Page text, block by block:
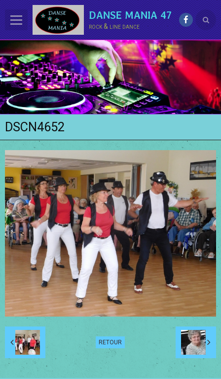
DANSE MANIA 47
rock & line dance
ACCUEIL
LE CLUB
La LINE DANCE
Le ROCK
Groupe Démo - Animations
PHOTOS
BONUS
Contact
Annuaire
DSCN4652
RETOUR